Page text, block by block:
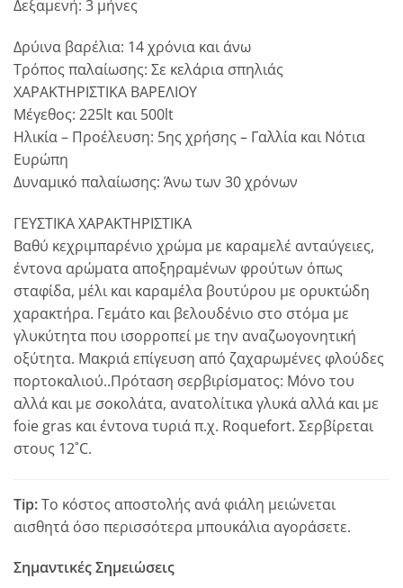
Δεξαμενή: 3 μήνες
Δρύινα βαρέλια: 14 χρόνια και άνω
Τρόπος παλαίωσης: Σε κελάρια σπηλιάς
ΧΑΡΑΚΤΗΡΙΣΤΙΚΑ ΒΑΡΕΛΙΟΥ
Μέγεθος: 225lt και 500lt
Ηλικία – Προέλευση: 5ης χρήσης – Γαλλία και Νότια
Ευρώπη
Δυναμικό παλαίωσης: Άνω των 30 χρόνων
ΓΕΥΣΤΙΚΑ ΧΑΡΑΚΤΗΡΙΣΤΙΚΑ
Βαθύ κεχριμπαρένιο χρώμα με καραμελέ ανταύγειες,
έντονα αρώματα αποξηραμένων φρούτων όπως
σταφίδα, μέλι και καραμέλα βουτύρου με ορυκτώδη
χαρακτήρα. Γεμάτο και βελουδένιο στο στόμα με
γλυκύτητα που ισορροπεί με την αναζωογονητική
οξύτητα. Μακριά επίγευση από ζαχαρωμένες φλούδες
πορτοκαλιού..Πρόταση σερβιρίσματος: Μόνο του
αλλά και με σοκολάτα, ανατολίτικα γλυκά αλλά και με
foie gras και έντονα τυριά π.χ. Roquefort. Σερβίρεται
στους 12˚C.
Tip:Το κόστος αποστολής ανά φιάλη μειώνεται
αισθητά όσο περισσότερα μπουκάλια αγοράσετε.
Σημαντικές Σημειώσεις